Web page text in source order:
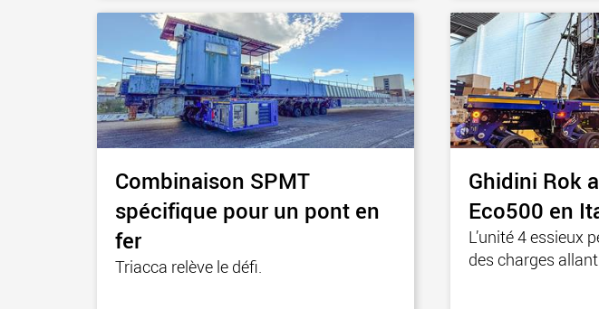
Combinaison SPMT
spécifique pour un pont en
fer
Triacca relève le défi.
Ghidini Rok
Eco500 en
L’unité 4 essieux
des charges